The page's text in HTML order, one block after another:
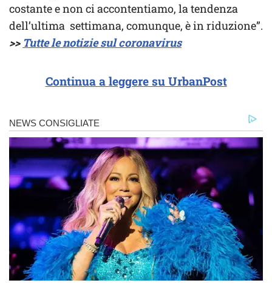
costante e non ci accontentiamo, la tendenza
dell’ultima settimana, comunque, è in riduzione”.
>> Tutte le notizie sul coronavirus
Continua a leggere su UrbanPost